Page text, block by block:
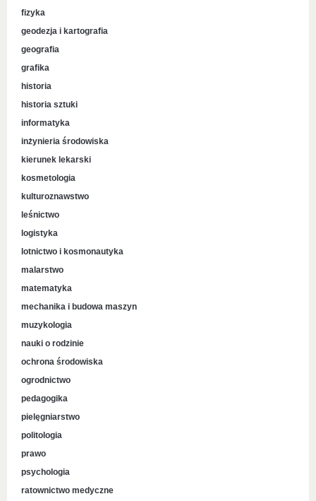
fizyka
geodezja i kartografia
geografia
grafika
historia
historia sztuki
informatyka
inżynieria środowiska
kierunek lekarski
kosmetologia
kulturoznawstwo
leśnictwo
logistyka
lotnictwo i kosmonautyka
malarstwo
matematyka
mechanika i budowa maszyn
muzykologia
nauki o rodzinie
ochrona środowiska
ogrodnictwo
pedagogika
pielęgniarstwo
politologia
prawo
psychologia
ratownictwo medyczne